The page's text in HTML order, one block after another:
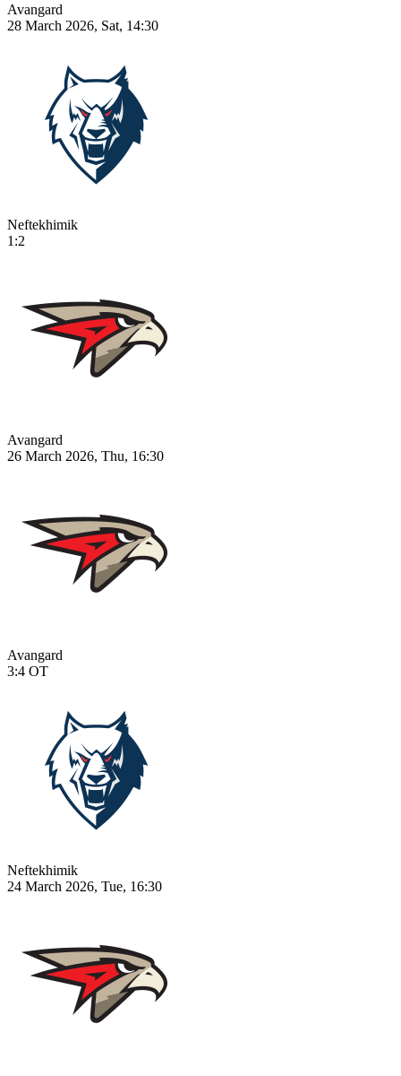
Avangard
28 March 2026, Sat, 14:30
Neftekhimik
1:2
Avangard
26 March 2026, Thu, 16:30
Avangard
3:4 OT
Neftekhimik
24 March 2026, Tue, 16:30